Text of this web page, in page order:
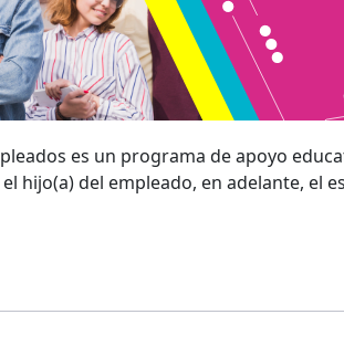
es un programa de apoyo
hijo(a) del empleado, en adelante, el